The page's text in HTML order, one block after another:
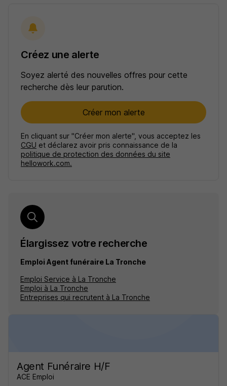
Créez une alerte
Soyez alerté des nouvelles offres pour cette
recherche dès leur parution.
Créer mon alerte
En cliquant sur "Créer mon alerte", vous acceptez les
CGU et déclarez avoir pris connaissance de la
politique de protection des données du site
hellowork.com.
Élargissez votre recherche
Emploi Agent funéraire La Tronche
Emploi Service à La Tronche
Emploi à La Tronche
Entreprises qui recrutent à La Tronche
Agent Funéraire H/F
ACE Emploi